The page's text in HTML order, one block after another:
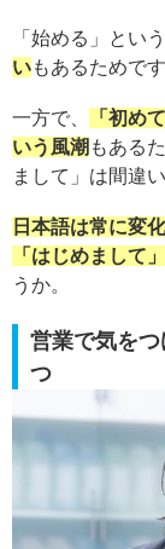
「始める」とい
いもあるためです
一方で、
「初め
いう風潮 もある
まして」は間違
日本語は常に変
「はじめまして
うか。
営業で気を
つ